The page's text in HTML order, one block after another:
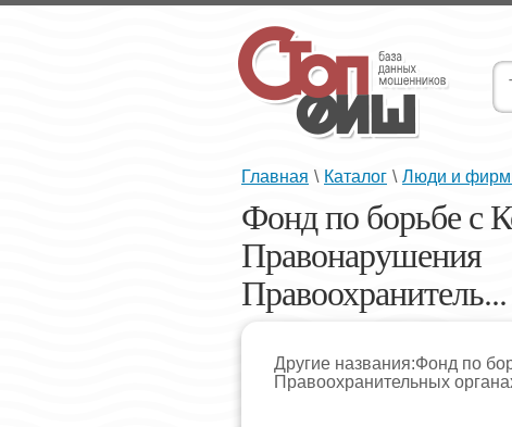
Главная \ Каталог \ Люди и
Фонд по борьбе с
Правонарушения
Правоохранитель...
Другие названия:Фонд по
Правоохранительных